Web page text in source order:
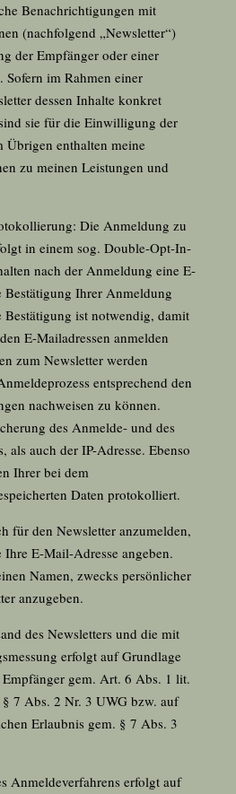
Benachrichtigungen mit
(nachfolgend „Newsletter“)
der Empfänger oder einer
Sofern im Rahmen einer
dessen Inhalte konkret
sie für die Einwilligung der
enthalten meine
zu meinen Leistungen und
Die Anmeldung zu
in einem sog. Double-Opt-In-
nach der Anmeldung eine E-
Ihrer Anmeldung
Bestätigung ist notwendig, damit
E-Mailadressen anmelden
zum Newsletter werden
entsprechend den
nachweisen zu können.
des Anmelde- und des
als auch der IP-Adresse. Ebenso
Ihrer bei dem
Daten protokolliert.
für den Newsletter anzumelden,
Ihre E-Mail-Adresse angeben.
Namen, zwecks persönlicher
anzugeben.
des Newsletters und die mit
erfolgt auf Grundlage
gem. Art. 6 Abs. 1 lit.
7 Abs. 2 Nr. 3 UWG bzw. auf
Erlaubnis gem. § 7 Abs. 3
Anmeldeverfahrens erfolgt auf